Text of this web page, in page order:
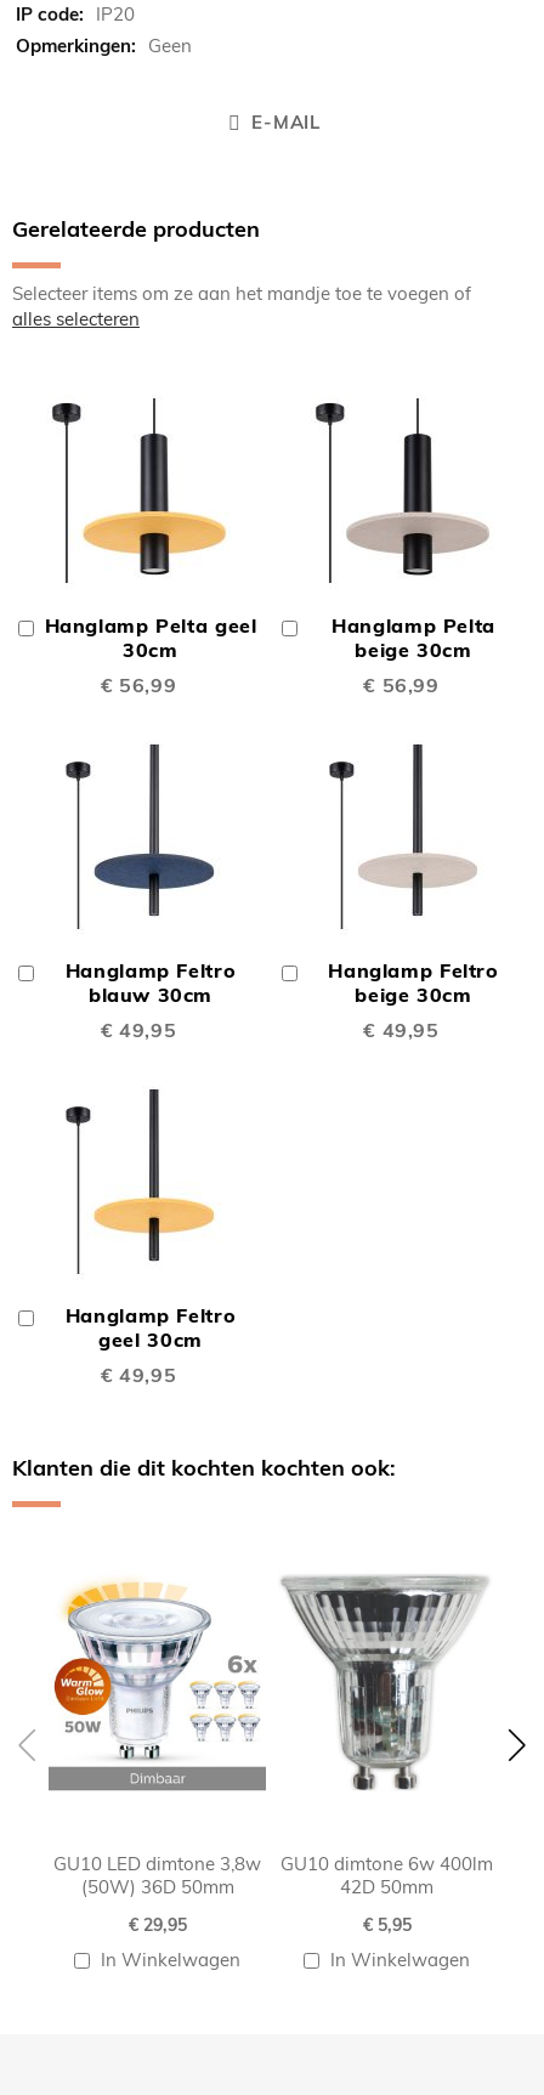
IP20
Geen
E-MAIL
Gerelateerde producten
Selecteer items om ze aan het mandje toe te voegen of
alles selecteren
Hanglamp Pelta geel
30cm
€ 56,99
In
Winkelwagen
Hanglamp Pelta
beige 30cm
€ 56,99
Winkelwagen
Hanglamp Feltro
blauw 30cm
€ 49,95
Winkelwagen
Hanglamp Feltro
beige 30cm
€ 49,95
Winkelwagen
Hanglamp Feltro
geel 30cm
€ 49,95
Winkelwagen
Klanten die dit kochten kochten ook:
GU10 LED dimtone 3,8w
(50W) 36D 50mm
€ 29,95
In Winkelwagen
GU10 dimtone 6w 400lm
42D 50mm
€ 5,95
In Winkelwagen